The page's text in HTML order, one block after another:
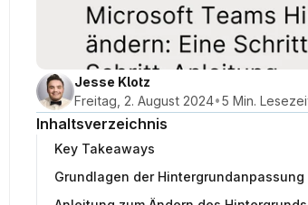
Jesse Klotz
Freitag, 2. August 2024•5 Min.
Inhaltsverzeichnis
Key Takeaways
Grundlagen der